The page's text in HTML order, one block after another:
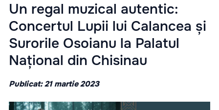
Un regal muzical autentic:
Concertul Lupii lui Calancea și
Surorile Osoianu la Palatul
Național din Chisinau
Publicat: 21 martie 2023